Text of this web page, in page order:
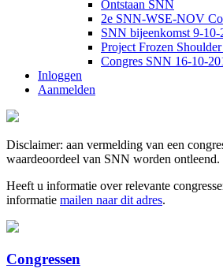
Ontstaan SNN
2e SNN-WSE-NOV
SNN bijeenkomst 9-10-
Project Frozen
Congres SNN 16-10-
Inloggen
Aanmelden
Disclaimer: aan vermelding van een
waardeoordeel van SNN worden ontleend.
Heeft u informatie over relevante
informatie mailen naar dit adres.
Congressen